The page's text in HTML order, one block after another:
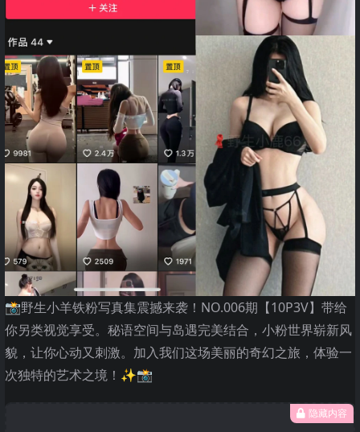
📸野生小羊铁粉写真集震撼来袭！NO.006期【10P3V】带给
你另类视觉享受。秘语空间与岛遇完美结合，小粉世界崭新风
貌，让你心动又刺激。加入我们这场美丽的奇幻之旅，体验一
次独特的艺术之境！✨📸
隐藏内容